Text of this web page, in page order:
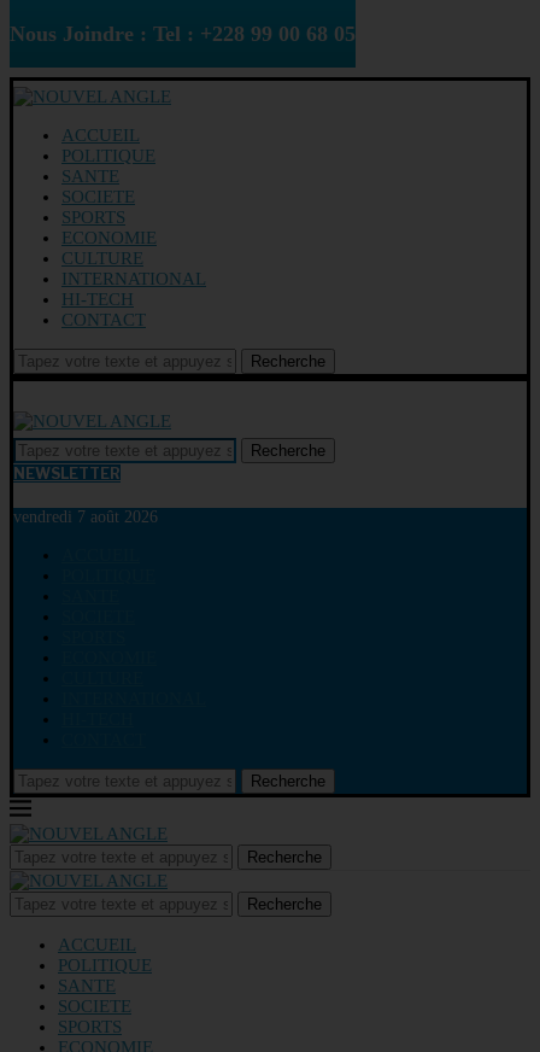
Nous Joindre : Tel : +228 99 00 68 05
ACCUEIL
POLITIQUE
SANTE
SOCIETE
SPORTS
ECONOMIE
CULTURE
INTERNATIONAL
HI-TECH
CONTACT
Recherche
Recherche
NEWSLETTER
vendredi 7 août 2026
Recherche
Recherche
Recherche
ACCUEIL
POLITIQUE
SANTE
SOCIETE
SPORTS
ECONOMIE